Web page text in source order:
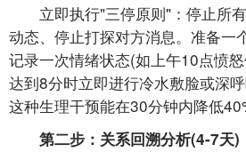
立即执行"三停原则"：停止所有
动态、停止打探对方消息。准备一
记录一次情绪状态(如上午10点愤
达到8分时立即进行冷水敷脸或深
这种生理干预能在30分钟内降低
第二步：关系回溯分析(4-7天)